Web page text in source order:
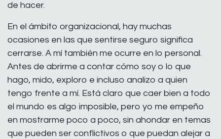
de hacer.
En el ámbito organizacional, hay muchas
ocasiones en las que sentirse seguro significa
cerrarse. A mí también me ocurre en lo personal.
Antes de abrirme a contar cómo soy o lo que
hago, mido, exploro e incluso analizo a quien
tengo frente a mí. Está claro que caer bien a todo
el mundo es algo imposible, pero yo me empeño
en mostrarme poco a poco, sin ahondar en temas
que pueden ser conflictivos o que puedan alejar a